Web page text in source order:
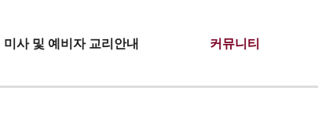
미사 및 예비자 교리안내 커뮤니티